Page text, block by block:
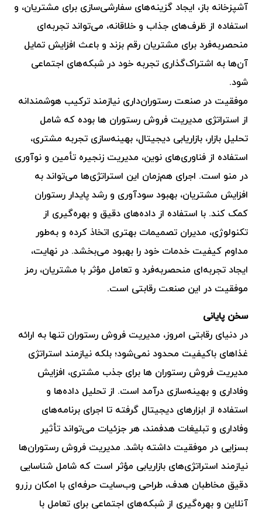
آشپزخانه باز، ایجاد گزینه‌های سفارشی‌سازی برای مشتریان، و
استفاده از ظرف‌های جذاب و خلاقانه، می‌تواند تجربه‌ای
منحصربه‌فرد برای مشتریان رقم بزند و باعث افزایش تمایل
آن‌ها به اشتراک‌گذاری تجربه خود در شبکه‌های اجتماعی
شود.
موفقیت در صنعت رستوران‌داری نیازمند ترکیب هوشمندانه
از استراتژی مدیریت فروش رستوران ها بوده که شامل
تحلیل بازار، بازاریابی دیجیتال، بهینه‌سازی تجربه مشتری،
استفاده از فناوری‌های نوین، مدیریت زنجیره تأمین و نوآوری
در منو است. اجرای هم‌زمان این استراتژی‌ها می‌تواند به
افزایش مشتریان، بهبود سودآوری و رشد پایدار رستوران
کمک کند. با استفاده از داده‌های دقیق و بهره‌گیری از
تکنولوژی، مدیران تصمیمات بهتری اتخاذ کرده و به‌طور
مداوم کیفیت خدمات خود را بهبود می‌بخشد. در نهایت،
ایجاد تجربه‌ای منحصربه‌فرد و تعامل مؤثر با مشتریان، رمز
موفقیت در این صنعت رقابتی است.
سخن پایانی
در دنیای رقابتی امروز، مدیریت فروش رستوران تنها به ارائه
غذاهای باکیفیت محدود نمی‌شود؛ بلکه نیازمند استراتژی
مدیریت فروش رستوران ها برای جذب مشتری، افزایش
وفاداری و بهینه‌سازی درآمد است. از تحلیل داده‌ها و
استفاده از ابزارهای دیجیتال گرفته تا اجرای برنامه‌های
وفاداری و تبلیغات هدفمند، هر جزئیات می‌تواند تأثیر
بسزایی در موفقیت داشته باشد. مدیریت فروش رستوران‌ها
نیازمند استراتژی‌های بازاریابی مؤثر است که شامل شناسایی
دقیق مخاطبان هدف، طراحی وب‌سایت حرفه‌ای با امکان رزرو
آنلاین و بهره‌گیری از شبکه‌های اجتماعی برای تعامل با